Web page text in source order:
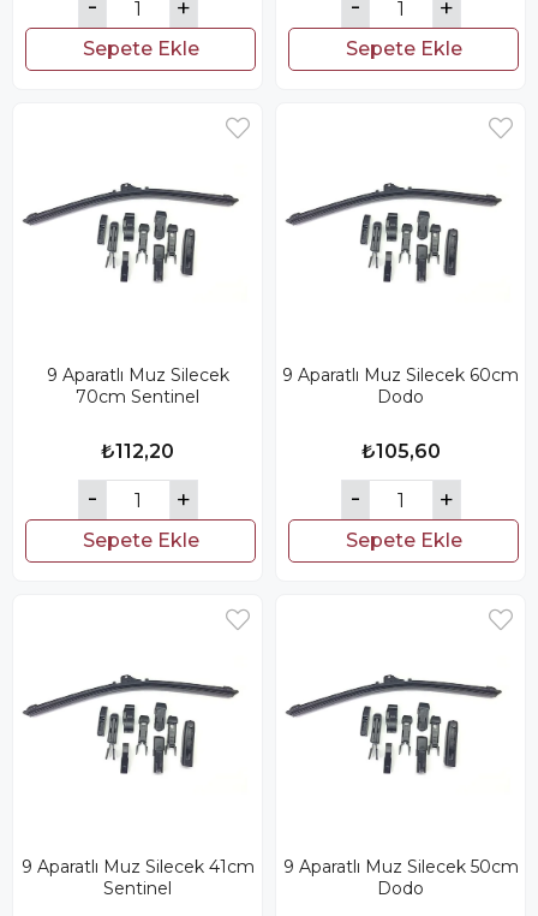
Sepete Ekle Sepete Ekle
9 Aparatlı Muz Silecek
70cm Sentinel
₺112,20
Sepete Ekle
9 Aparatlı Muz Silecek 60cm
Dodo
₺105,60
Sepete Ekle
9 Aparatlı Muz Silecek 41cm
Sentinel
9 Aparatlı Muz Silecek 50cm
Dodo